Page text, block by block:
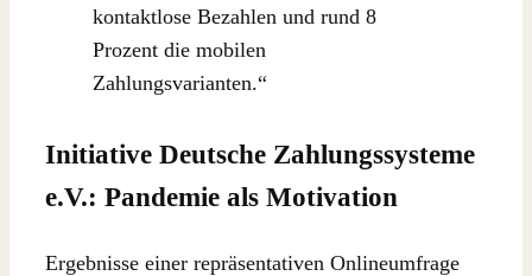
kontaktlose Bezahlen und rund 8
Prozent die mobilen
Zahlungsvarianten.“
Initiative Deutsche Zahlungssysteme
e.V.: Pandemie als Motivation
Ergebnisse einer repräsentativen Onlineumfrage